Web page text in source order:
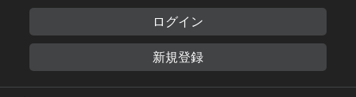
ログイン
新規登録